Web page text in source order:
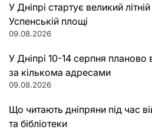
У Дніпрі стартує великий
Успенській площі
09.08.2026
У Дніпрі 10-14 серпня планово
за кількома адресами
09.08.2026
Що читають дніпряни під час
та бібліотеки